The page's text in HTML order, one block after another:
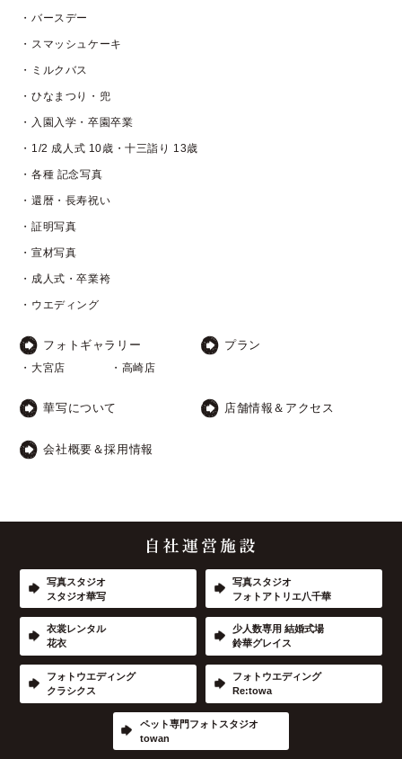
・バースデー
・スマッシュケーキ
・ミルクバス
・ひなまつり・兜
・入園入学・卒園卒業
・1/2 成人式 10歳・十三詣り 13歳
・各種 記念写真
・還暦・長寿祝い
・証明写真
・宣材写真
・成人式・卒業袴
・ウエディング
フォトギャラリー
・大宮店 ・高崎店
プラン
華写について 店舗情報＆アクセス
会社概要＆採用情報
写真スタジオ
スタジオ華写
写真スタジオ
フォトアトリエ八千華
衣裳レンタル
花衣
少人数専用 結婚式場
鈴華グレイス
フォトウエディング
クラシクス
フォトウエディング
Re:towa
ペット専門フォトスタジオ
towan